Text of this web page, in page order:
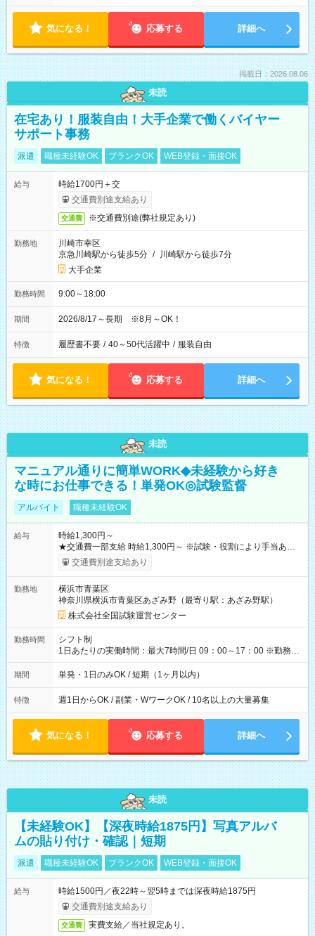
気になる！ 応募する 詳細へ
掲載日：2026.08.06
未読
在宅あり！服装自由！大手企業で働くバイヤー
サポート事務
派遣 職種未経験OK ブランクOK WEB登録・面接OK
給与
時給1700円＋交
交通費別途支給あり
交通費 ※交通費別途(弊社規定あり)
勤務地
川崎市幸区
京急川崎駅から徒歩5分 / 川崎駅から徒歩7分
大手企業
勤務時間 9:00～18:00
期間 2026/8/17～長期 ※8月～OK！
特徴 履歴書不要 / 40～50代活躍中 / 服装自由
気になる！ 応募する 詳細へ
未読
マニュアル通りに簡単WORK◆未経験から好き
な時にお仕事できる！単発OK◎試験監督
アルバイト 職種未経験OK
給与
時給1,300円～
★交通費一部支給 時給1,300円～ ※試験・役割により手当あり
※勤務回数により昇給あり 【即給（前払い）オプションあ
り！】 希望される場合、勤務から1週間ほどで給与の一部を受け
例】 ・河合塾模擬試験 8:30～17:30（休憩1時間） 時給1,300円
×8時間＝日収10,400円＋交通費 ※当日の役割により時給＋100
円の場合あり ・国家試験 7:00～13:30（休憩なし） 時給1,300
円（役割手当＋100円）×6時間＝日収8,400円＋交通費 【試用期
間】試用期間なし
交通費別途支給あり
勤務地
横浜市青葉区
神奈川県横浜市青葉区あざみ野（最寄り駅：あざみ野駅）
株式会社全国試験運営センター
勤務時間
シフト制
1日あたりの実働時間：最大7時間/日 09：00～17：00 ※勤務時
間は 試験により異なります。
期間 単発・1日のみOK / 短期（1ヶ月以内）
特徴 週1日からOK / 副業・WワークOK / 10名以上の大量募集
気になる！ 応募する 詳細へ
未読
【未経験OK】【深夜時給1875円】写真アルバ
ムの貼り付け・確認｜短期
派遣 職種未経験OK ブランクOK WEB登録・面接OK
給与
時給1500円／夜22時～翌5時までは深夜時給1875円
交通費別途支給あり
交通費 実費支給／当社規定あり。